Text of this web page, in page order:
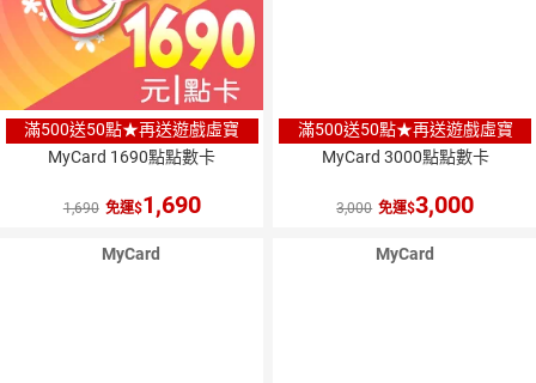
滿500送50點★再送遊戲虛寶
MyCard 1690點點數卡
1,690 免運 1,690
滿500送50點★再送遊戲虛寶
MyCard 3000點點數卡
3,000 免運 3,000
MyCard MyCard